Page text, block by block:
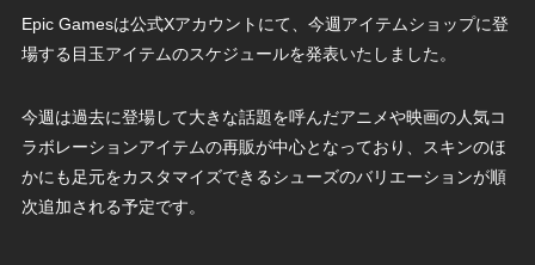
Epic Gamesは公式Xアカウントにて、今週アイテムショップに登
場する目玉アイテムのスケジュールを発表いたしました。
今週は過去に登場して大きな話題を呼んだアニメや映画の人気コ
ラボレーションアイテムの再販が中心となっており、スキンのほ
かにも足元をカスタマイズできるシューズのバリエーションが順
次追加される予定です。